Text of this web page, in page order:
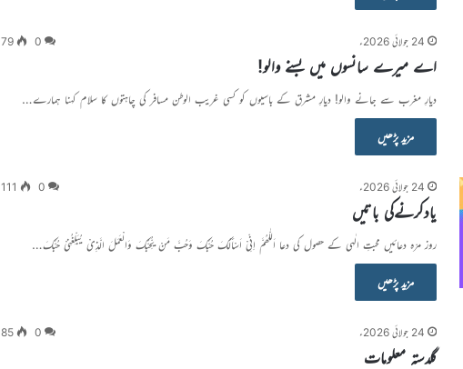
24 جولائی 2026ء 0
79
اے میرے سانسوں میں بسنے والو!
دیارِ مغرب سے جانے والو! دیارِ مشرق کے باسیوں کو کسی غریب الوطن مسافر کی چاہتوں کا سلام کہنا ہمارے…
مزید پڑھیں
24 جولائی 2026ء 0
111
یادکرنےکی باتیں
روز مرّہ دعائیں محبتِ الٰہی کے حصول کی دعا اَللّٰھُمَّ اِنِّیْ اَسْاٴَلُکَ حُبَّکَ وَحُبَّ مَنْ یُّحِبُّکَ وَالْعَمَلَ الَّذِیْ یُبَلِّغُنِیْ حُبَّکَ…
مزید پڑھیں
24 جولائی 2026ء 0
85
گلدستہ معلومات